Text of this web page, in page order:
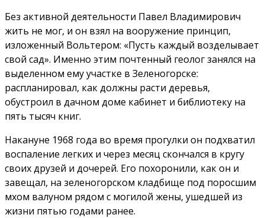
Без активной деятельности Павел Владимирович
жить не мог, и он взял на вооружение принцип,
изложенный Вольтером: «Пусть каждый возделывает
свой сад». Именно этим почтенный геолог занялся на
выделенном ему участке в Зеленогорске:
распланировал, как должны расти деревья,
обустроил в дачном доме кабинет и библиотеку на
пять тысяч книг.
Накануне 1968 года во время прогулки он подхватил
воспаление легких и через месяц скончался в кругу
своих друзей и дочерей. Его похоронили, как он и
завещал, на зеленогорском кладбище под поросшим
мхом валуном рядом с могилой жены, ушедшей из
жизни пятью годами ранее.